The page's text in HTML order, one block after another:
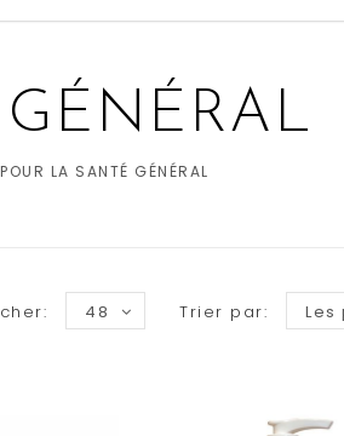
LA SANTÉ GÉNÉRAL
Trier par: Les
48